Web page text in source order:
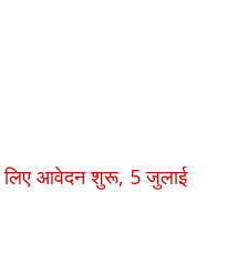
लिए आवेदन शुरू, 5 जुलाई